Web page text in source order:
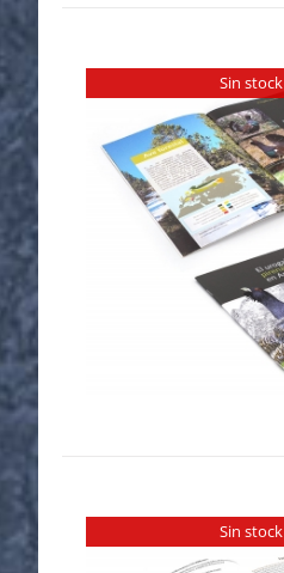
Sin stock
Sin stock